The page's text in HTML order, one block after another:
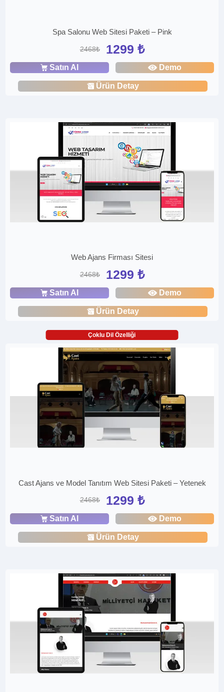
Spa Salonu Web Sitesi Paketi – Pink
2468₺ 1299 ₺
Satın Al Demo
Ürün Detay
Web Ajans Firması Sitesi
2468₺ 1299 ₺
Satın Al Demo
Ürün Detay
Çoklu Dil Özelliği
Cast Ajans ve Model Tanıtım Web Sitesi Paketi – Yetenek
2468₺ 1299 ₺
Satın Al Demo
Ürün Detay